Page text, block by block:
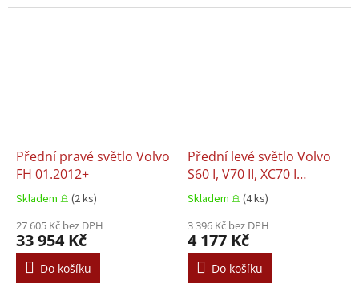
Přední pravé světlo Volvo
FH 01.2012+
Skladem 𖠿 (2 ks)
27 605 Kč bez DPH
33 954 Kč
Do košíku
Přední levé světlo Volvo
S60 I, V70 II, XC70 I
03.2000–04.2010
Skladem 𖠿 (4 ks)
3 396 Kč bez DPH
4 177 Kč
Do košíku